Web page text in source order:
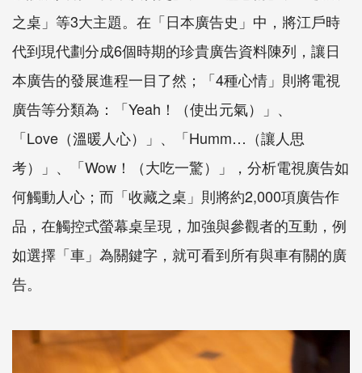
之桌」等3大主題。在「日本廣告史」中，將江戶時
代到現代劃分成6個時期的珍貴廣告資料陳列，讓日
本廣告的發展進程一目了然；「4種心情」則將電視
廣告等分類為：「Yeah！（使出元氣）」、
「Love（溫暖人心）」、「Humm…（讓人思
考）」、「Wow！（大吃一驚）」，分析電視廣告如
何觸動人心；而「收藏之桌」則將約2,000項廣告作
品，在觸控式螢幕桌呈現，加強與參觀者的互動，例
如選擇「車」為關鍵字，就可看到所有與車有關的廣
告。